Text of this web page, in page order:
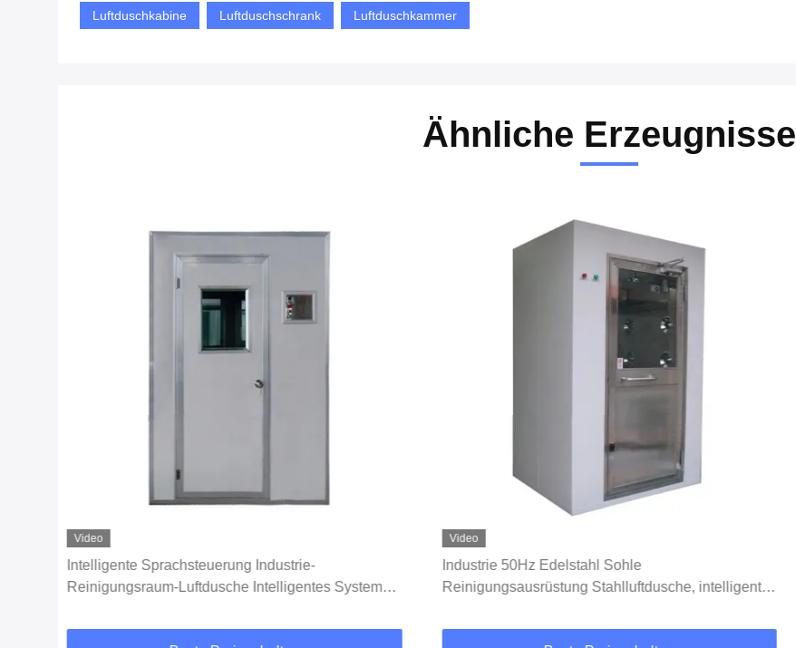
Luftduschkabine Luftduschschrank Luftduschkammer
Ähnliche Erzeugnisse
Video
Intelligente Sprachsteuerung Industrie-
Reinigungsraum-Luftdusche Intelligentes System
Video
Industrie 50Hz Edelstahl Sohle
Reinigungsausrüstung Stahlluftdusche, intelligente